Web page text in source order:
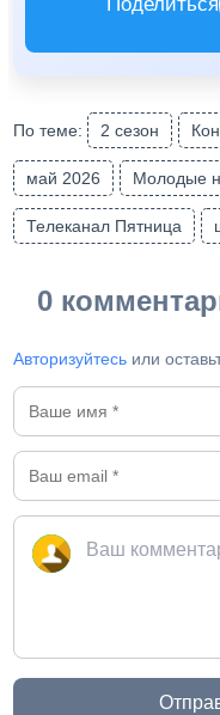
По теме: 2 сезон
май 2026 Молодые
Телеканал Пятница
0
Авторизуйтесь или